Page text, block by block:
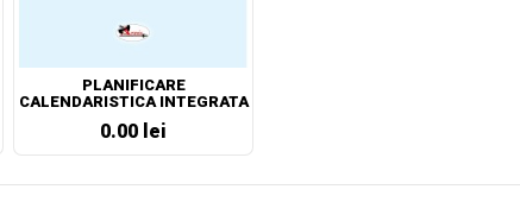
PLANIFICARE
CALENDARISTICA INTEGRATA
CLASA PREGATITOARE
0.00 lei